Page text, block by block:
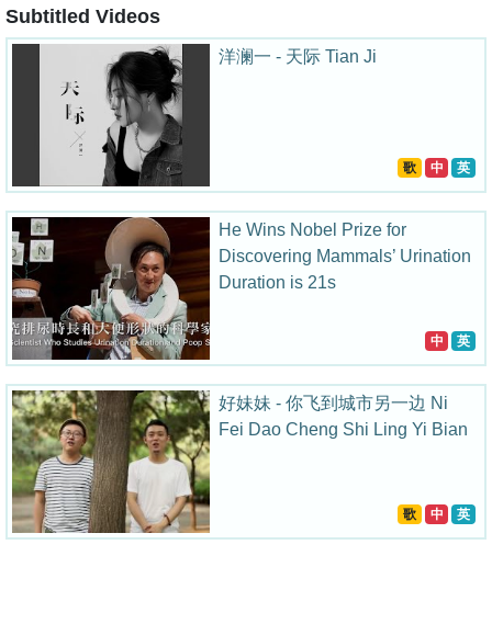
Subtitled Videos
洋澜一 - 天际 Tian Ji
歌 中 英
He Wins Nobel Prize for
Discovering Mammals’ Urination
Duration is 21s
中 英
好妹妹 - 你飞到城市另一边 Ni
Fei Dao Cheng Shi Ling Yi Bian
歌 中 英